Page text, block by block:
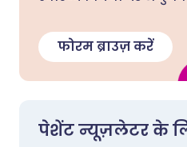
फोरम ब्राउज़ करें
पेशेंट न्यूज़लेटर के